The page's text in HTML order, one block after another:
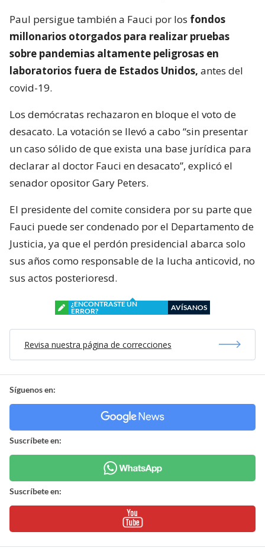
Paul persigue también a Fauci por los fondos
millonarios otorgados para realizar pruebas
sobre pandemias altamente peligrosas en
laboratorios fuera de Estados Unidos, antes del
covid-19.
Los demócratas rechazaron en bloque el voto de
desacato. La votación se llevó a cabo “sin presentar
un caso sólido de que exista una base jurídica para
declarar al doctor Fauci en desacato”, explicó el
senador opositor Gary Peters.
El presidente del comite considera por su parte que
Fauci puede ser condenado por el Departamento de
Justicia, ya que el perdón presidencial abarca solo
sus años como responsable de la lucha anticovid, no
sus actos posterioresd.
¿ENCONTRASTE UN
ERROR?
AVÍSANOS
Revisa nuestra página de correcciones
Síguenos en:
Suscríbete en:
Suscríbete en: